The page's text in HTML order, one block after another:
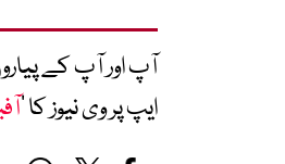
آپ اور آپ کے
ایپ پر وی نیوز کا ’